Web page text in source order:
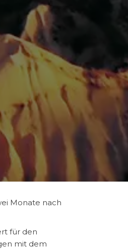
Monate nach
für den
mit dem